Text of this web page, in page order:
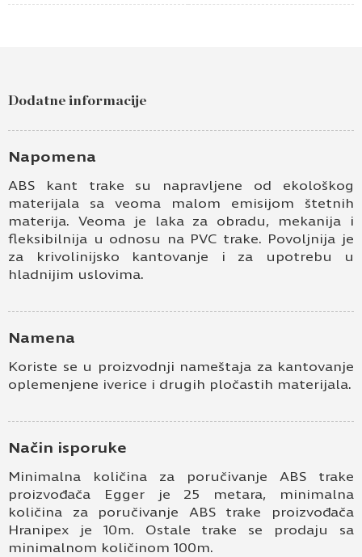
Dodatne informacije
Napomena
ABS kant trake su napravljene od ekološkog
materijala sa veoma malom emisijom štetnih
materija. Veoma je laka za obradu, mekanija i
fleksibilnija u odnosu na PVC trake. Povoljnija je
za krivolinijsko kantovanje i za upotrebu u
hladnijim uslovima.
Namena
Koriste se u proizvodnji nameštaja za kantovanje
oplemenjene iverice i drugih pločastih materijala.
Način isporuke
Minimalna količina za poručivanje ABS trake
proizvođača Egger je 25 metara, minimalna
količina za poručivanje ABS trake proizvođača
Hranipex je 10m. Ostale trake se prodaju sa
minimalnom količinom 100m.